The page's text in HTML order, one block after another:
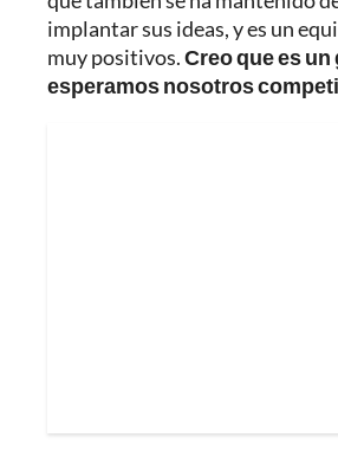
implantar sus ideas, y es un
muy positivos.Creo que es
esperamos nosotros